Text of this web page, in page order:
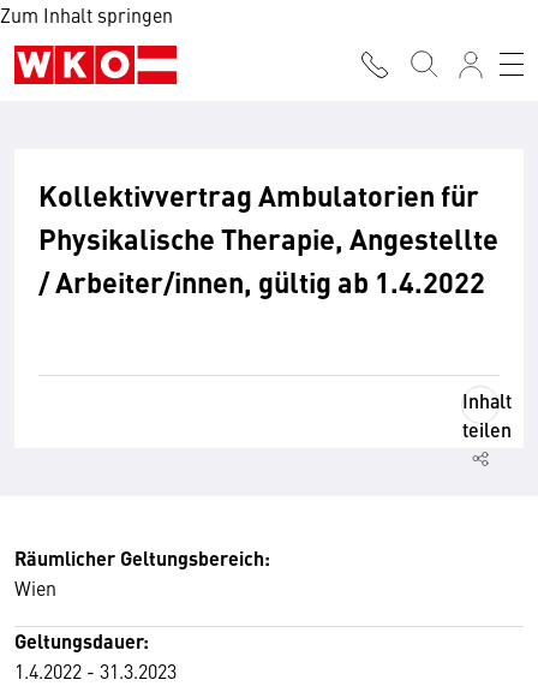
Zum Inhalt springen
Kollektivvertrag Ambulatorien für
Physikalische Therapie, Angestellte
/ Arbeiter/innen, gültig ab 1.4.2022
Inhalt
teilen
Räumlicher Geltungsbereich:
Wien
Geltungsdauer:
1.4.2022 - 31.3.2023